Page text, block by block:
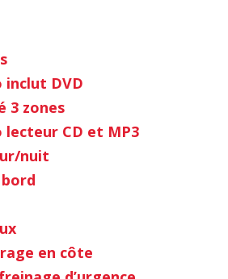
inclut DVD
3 zones
lecteur CD et MP3
nuit
en côte